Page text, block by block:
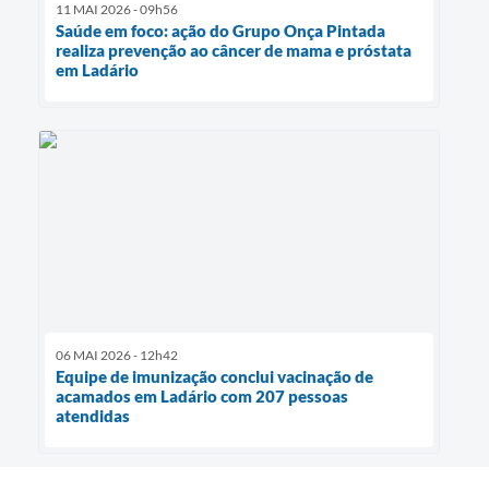
11 MAI 2026 - 09h56
Saúde em foco: ação do Grupo Onça Pintada
realiza prevenção ao câncer de mama e próstata
em Ladário
06 MAI 2026 - 12h42
Equipe de imunização conclui vacinação de
acamados em Ladário com 207 pessoas
atendidas